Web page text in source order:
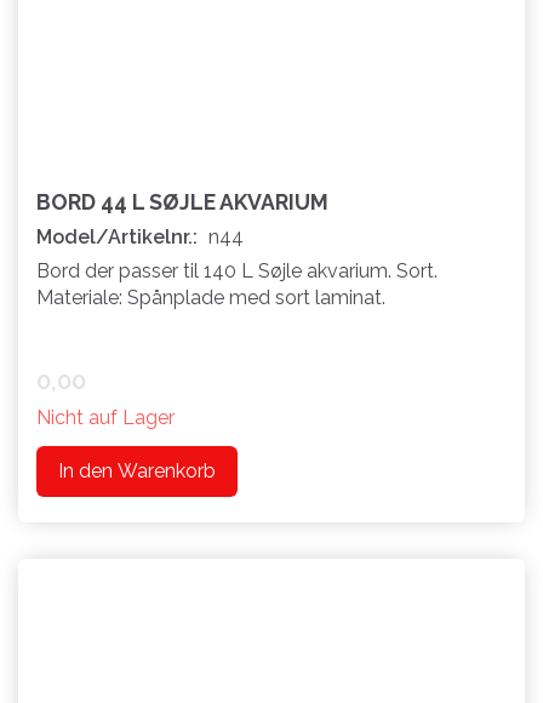
BORD 44 L SØJLE AKVARIUM
Model/Artikelnr.: n44
Bord der passer til 140 L Søjle akvarium. Sort.
Materiale: Spånplade med sort laminat.
0,00
Nicht auf Lager
In den Warenkorb